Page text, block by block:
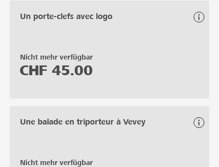
Un porte-clefs avec logo
Nicht mehr verfügbar
CHF 45.00
Une balade en triporteur à Vevey
Nicht mehr verfügbar